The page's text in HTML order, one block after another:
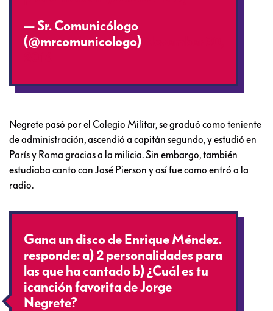
— Sr. Comunicólogo
(@mrcomunicologo)
Negrete pasó por el Colegio Militar, se graduó como teniente
de administración, ascendió a capitán segundo, y estudió en
París y Roma gracias a la milicia. Sin embargo, también
estudiaba canto con José Pierson y así fue como entró a la
radio.
Gana un disco de Enrique Méndez.
responde: a) 2 personalidades para
las que ha cantado b) ¿Cuál es tu
icanción favorita de Jorge
Negrete?